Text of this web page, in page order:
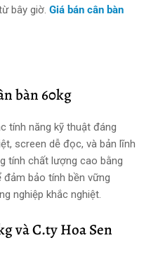
bây giờ. Giá bán cân bàn
bàn 60kg
tính năng kỹ thuật đáng
screen dễ đọc, và bản lĩnh
tính chất lượng cao bằng
bảo tính bền vững
nghiệp khắc nghiệt.
và C.ty Hoa Sen